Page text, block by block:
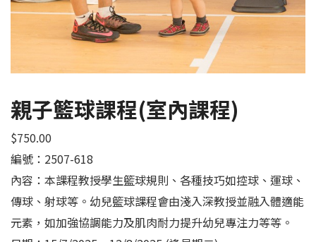
親子籃球課程(室內課程)
$750.00
編號：2507-618
內容：本課程教授學生籃球規則、各種技巧如控球、運球、
傳球、射球等。幼兒籃球課程會由淺入深教授並融入體適能
元素，如加強協調能力及肌肉耐力提升幼兒專注力等等。